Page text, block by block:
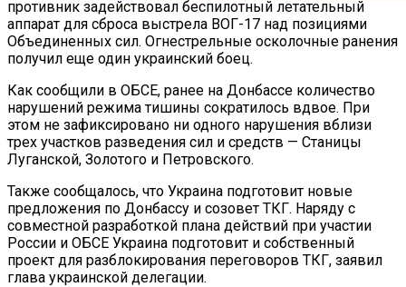
Кризис Безопасности На Гаити:
Ужасающая Реальность Безнадежной
Обстановки
Гривен
противник задействовал беспилотный летательный
аппарат для сброса выстрела ВОГ-17 над позициями
Объединенных сил. Огнестрельные осколочные ранения
получил еще один украинский боец.
Как сообщили в ОБСЕ, ранее на Донбассе количество
нарушений режима тишины сократилось вдвое. При
этом не зафиксировано ни одного нарушения вблизи
трех участков разведения сил и средств — Станицы
Луганской, Золотого и Петровского.
Также сообщалось, что Украина подготовит новые
предложения по Донбассу и созовет ТКГ. Наряду с
совместной разработкой плана действий при участии
России и ОБСЕ Украина подготовит и собственный
проект для разблокирования переговоров ТКГ, заявил
глава украинской делегации.